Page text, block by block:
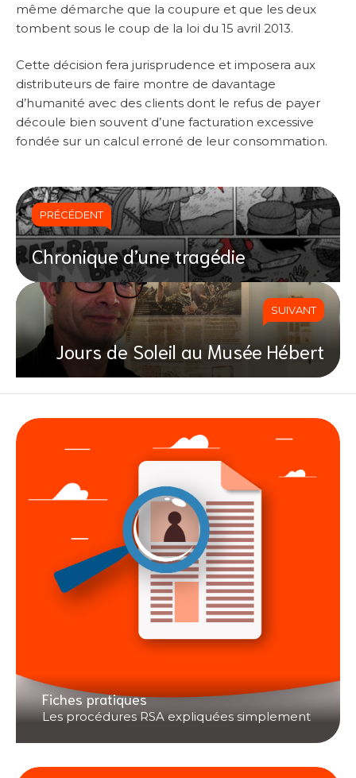
même démarche que la coupure et que les deux
tombent sous le coup de la loi du 15 avril 2013.
Cette décision fera jurisprudence et imposera aux
distributeurs de faire montre de davantage
d’humanité avec des clients dont le refus de payer
découle bien souvent d’une facturation excessive
fondée sur un calcul erroné de leur consommation.
PRÉCÉDENT
Chronique d’une tragédie
SUIVANT
Jours de Soleil au Musée Hébert
Fiches pratiques
Les procédures RSA expliquées simplement